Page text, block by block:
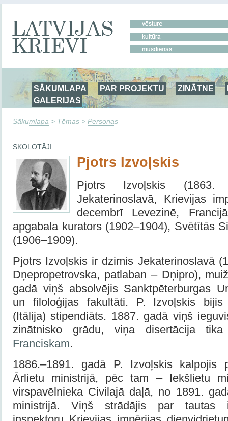
SĀKUMLAPA PAR PROJEKTU ZINĀTNE
GALERIJAS
Sākumlapa > Tēmas > Personas
SKOLOTĀJI
Pjotrs Izvoļskis
Pjotrs Izvoļskis
Jekaterinoslavā, Krievijas
decembrī Levezinē,
apgabala kurators (1902–1904), Svētītās
(1906–1909).
Pjotrs Izvoļskis ir dzimis Jekaterinoslavā
Dņepropetrovska, patlaban – Dņipro),
gadā viņš absolvējis Sanktpēterburgas
un filoloģijas fakultāti. P. Izvoļskis bijis
(Itālija) stipendiāts. 1887. gadā viņš
zinātnisko grādu, viņa disertācija
Franciskam.
1886.–1891. gadā P. Izvoļskis kalpojis
Ārlietu ministrijā, pēc tam – Iekšlietu
virspavēlnieka Civilajā daļā, no 1891.
ministrijā. Viņš strādājis par tautas